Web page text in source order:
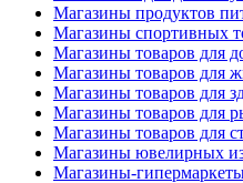
Магазины продуктов
Магазины спортивных
Магазины товаров для
Магазины товаров для
Магазины товаров для
Магазины товаров для
Магазины товаров для
Магазины ювелирных
Магазины-